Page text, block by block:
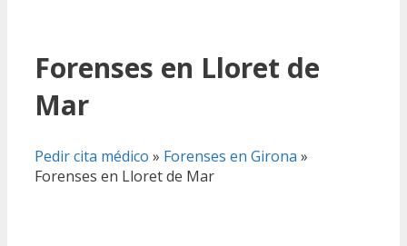
Forenses en Lloret de
Mar
Pedir cita médico » Forenses en Girona »
Forenses en Lloret de Mar